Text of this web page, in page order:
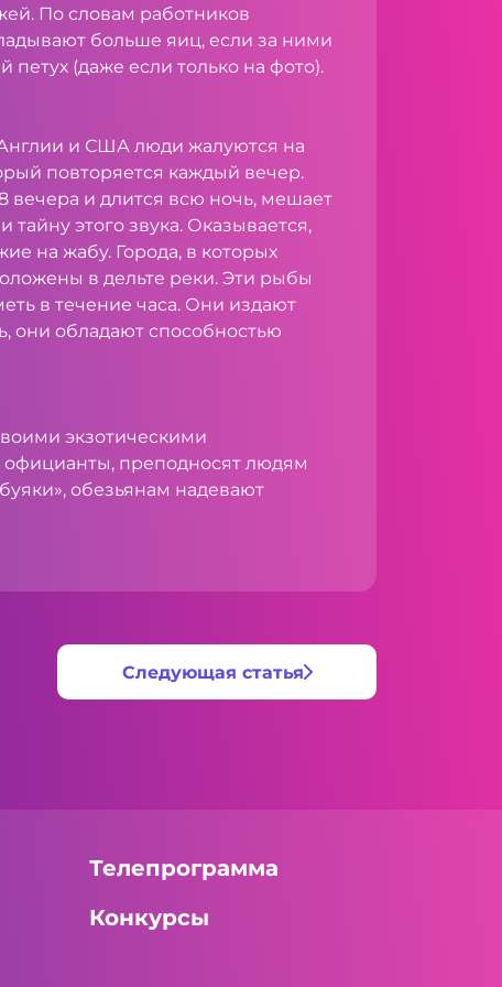
По словам работников
больше яиц, если за ними
петух (даже если только на фото).
и США люди жалуются на
повторяется каждый вечер.
вечера и длится всю ночь, мешает
тайну этого звука. Оказывается,
на жабу. Города, в которых
в дельте реки. Эти рыбы
в течение часа. Они издают
они обладают способностью
экзотическими
преподносят людям
обезьянам надевают
Следующая статья
Телепрограмма
Конкурсы